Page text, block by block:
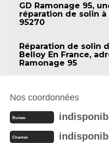
GD Ramonage 95,
réparation de solin à
95270
Réparation de solin
Belloy En France,
Ramonage 95
Nos coordonnées
Bureau
Chantier